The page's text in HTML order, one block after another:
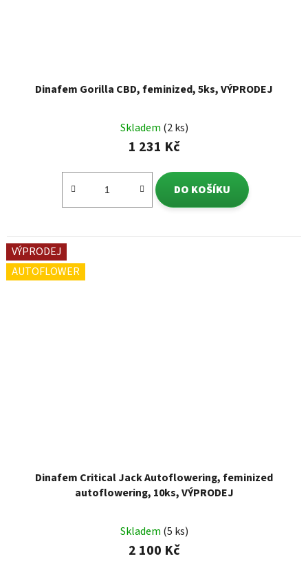
Dinafem Gorilla CBD, feminized, 5ks, VÝPRODEJ
Skladem (2 ks)
1 231 Kč
DO KOŠÍKU
VÝPRODEJ
AUTOFLOWER
Dinafem Critical Jack Autoflowering, feminized
autoflowering, 10ks, VÝPRODEJ
Skladem (5 ks)
2 100 Kč